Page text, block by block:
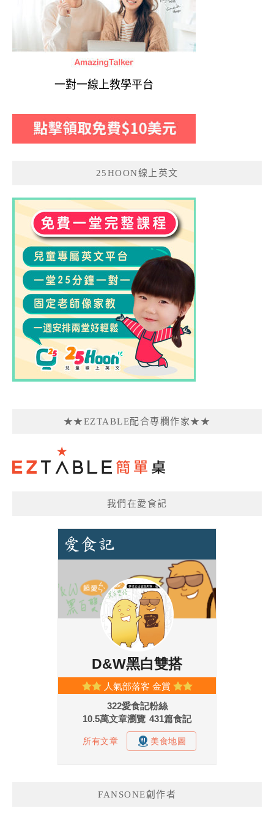
一對一線上教學平台
25HOON線上英文
★★EZTABLE配合專欄作家★★
我們在愛食記
FANSONE創作者